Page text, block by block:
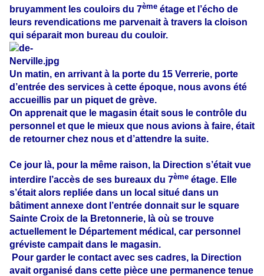
bruyamment les couloirs du 7ème étage et l’écho de
leurs revendications me parvenait à travers la cloison
qui séparait mon bureau du couloir.
Un matin, en arrivant à la porte du 15 Verrerie, porte
d’entrée des services à cette époque, nous avons été
accueillis par un piquet de grève.
On apprenait que le magasin était sous le contrôle du
personnel et que le mieux que nous avions à faire, était
de retourner chez nous et d’attendre la suite.
Ce jour là, pour la même raison, la Direction s’était vue
interdire l’accès de ses bureaux du 7ème étage. Elle
s’était alors repliée dans un local situé dans un
bâtiment annexe dont l’entrée donnait sur le square
Sainte Croix de la Bretonnerie, là où se trouve
actuellement le Département médical, car personnel
gréviste campait dans le magasin.
Pour garder le contact avec ses cadres, la Direction
avait organisé dans cette pièce une permanence tenue